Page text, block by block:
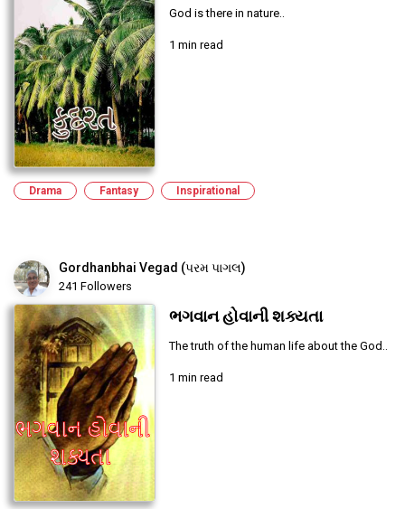
God is there in nature..
1 min read
Drama Fantasy Inspirational
Gordhanbhai Vegad (પરમ પાગલ)
241 Followers
ભગવાન હોવાની શક્યતા
The truth of the human life about the God..
1 min read